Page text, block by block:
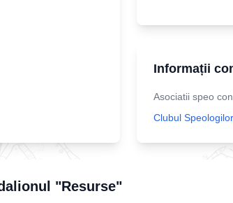
Informații
Asociatii speo
Clubul
"Resurse"